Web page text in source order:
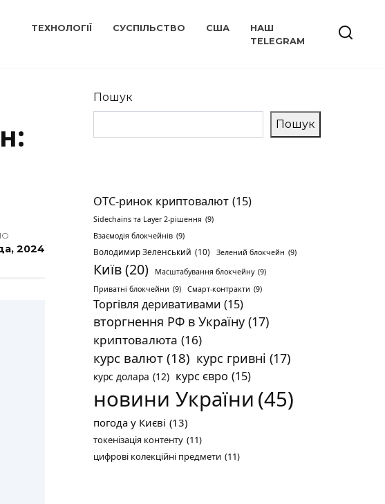
ТЕХНОЛОГІЇ СУСПІЛЬСТВО США
НАШ
TELEGRAM
2024
Пошук
Пошук
OTC-ринок криптовалют (15)
Sidechains та Layer 2-рішення (9)
Взаємодія блокчейнів (9)
Володимир Зеленський (10) Зелений блокчейн (9)
Київ(20) Масштабування блокчейну (9)
Приватні блокчейни (9) Смарт-контракти (9)
Торгівля деривативами (15)
вторгнення РФ в Україну (17)
криптовалюта (16)
курс валют (18) курс гривні (17)
курс долара (12) курс євро (15)
новини України (45)
погода у Києві (13)
токенізація контенту (11)
цифрові колекційні предмети (11)